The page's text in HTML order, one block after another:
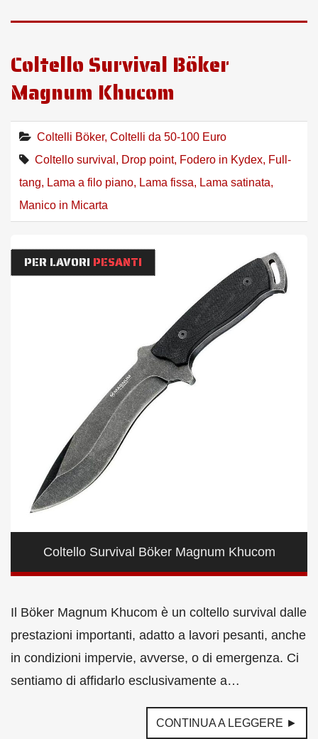
Coltello Survival Böker
Magnum Khucom
Coltelli Böker, Coltelli da 50-100 Euro
Coltello survival , Drop point, Fodero in Kydex, Full-
tang, Lama a filo piano, Lama fissa, Lama satinata,
Manico in Micarta
PER LAVORI PESANTI
Coltello Survival Böker Magnum Khucom
Il Böker Magnum Khucom è un coltello survival dalle
prestazioni importanti, adatto a lavori pesanti, anche
in condizioni impervie, avverse, o di emergenza. Ci
sentiamo di affidarlo esclusivamente a…
CONTINUA A LEGGERE ►